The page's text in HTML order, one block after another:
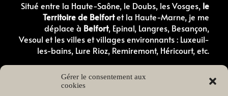
Gérer le consentement aux
cookies
Situé entre la Haute-Saône, le Doubs, les Vosges, le
Territoire de Belfortet la Haute-Marne, je me
déplace à Belfort, Epinal, Langres, Besançon,
Vesoul et les villes et villages environnants : Luxeuil-
les-bains, Lure Rioz, Remiremont, Héricourt, etc.
Comportementaliste canin en Haute-Saone
Comportementaliste canin dans les Vosges